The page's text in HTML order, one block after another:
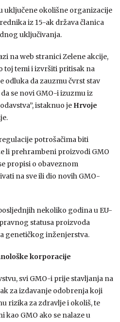
uključene okolišne organizacije
iz 15-ak država članica
uključivanja.
na web stranici Zelene akcije,
toj temi i izvršiti pritisak na
odluka da zauzmu čvrst stav
se novi GMO-i izuzmu iz
istaknuo je Hrvoje
potrošačima biti
li prehrambeni proizvodi GMO
propisi o obaveznom
na sve ili dio novih GMO-
nekoliko godina u EU-
statusa proizvoda
genetičkog inženjerstva.
korporacije
svi GMO-i prije stavljanja na
za izdavanje odobrenja koji
rizika za zdravlje i okoliš, te
GMO ako se nalaze u